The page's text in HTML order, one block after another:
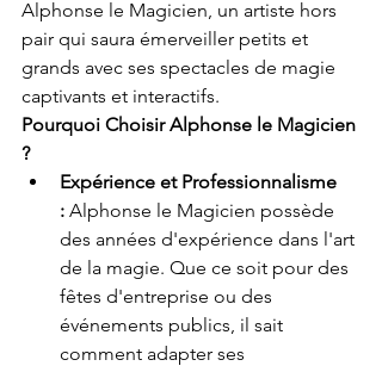
Alphonse le Magicien, un artiste hors
pair qui saura émerveiller petits et
grands avec ses spectacles de magie
captivants et interactifs.
Pourquoi Choisir Alphonse le Magicien
?
Expérience et Professionnalisme
: Alphonse le Magicien possède
des années d'expérience dans l'art
de la magie. Que ce soit pour des
fêtes d'entreprise ou des
événements publics, il sait
comment adapter ses